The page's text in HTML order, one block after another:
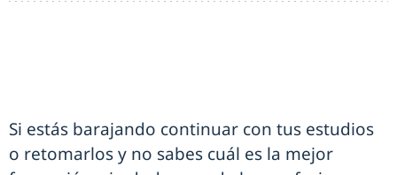
Si estás barajando continuar con tus estudios
o retomarlos y no sabes cuál es la mejor